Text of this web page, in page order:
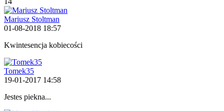
Mariusz Stoltman
01-08-2018 18:57
Kwintesencja kobiecości
Tomek35
19-01-2017 14:58
Jestes piekna...